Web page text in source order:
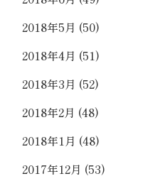
2018年5月 (50)
2018年4月 (51)
2018年3月 (52)
2018年2月 (48)
2018年1月 (48)
2017年12月 (53)